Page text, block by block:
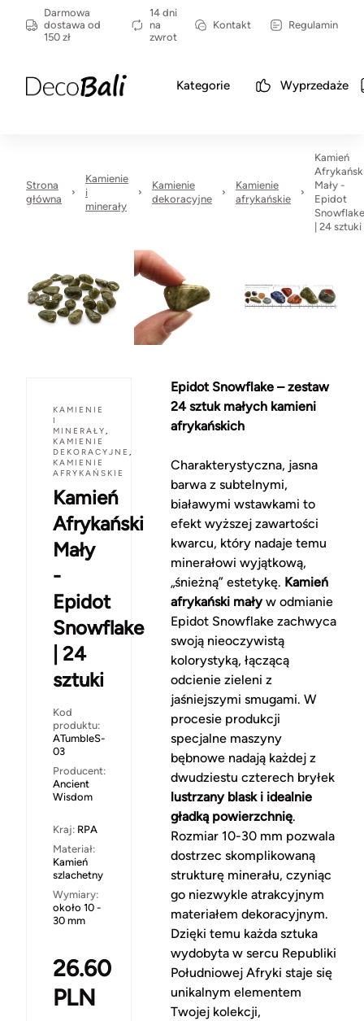
Darmowa
dostawa od
150 zł
14 dni
na
zwrot
Kontakt Regulamin
Kategorie Wyprzedaże
Strona
główna
Kamienie
i
minerały
Kamienie
dekoracyjne
Kamienie
afrykańskie
Kamień
Mały -
Epidot
Snowflake
| 24 sztuki
KAMIENIE
I
MINERAŁY,
KAMIENIE
DEKORACYJNE ,
KAMIENIE
AFRYKAŃSKIE
Kamień
Afrykański
Mały
-
Epidot
Snowflake
| 24
sztuki
Kod
produktu:
ATumbleS-
03
Producent:
Ancient
Wisdom
Kraj: RPA
Materiał:
Kamień
szlachetny
Wymiary:
około 10 -
30 mm
26.60
PLN
Epidot Snowflake – zestaw
24 sztuk małych kamieni
afrykańskich
Charakterystyczna, jasna
barwa z subtelnymi,
białawymi wstawkami to
efekt wyższej zawartości
kwarcu, który nadaje temu
minerałowi wyjątkową,
„śnieżną” estetykę. Kamień
afrykański maływ odmianie
Epidot Snowflake zachwyca
swoją nieoczywistą
kolorystyką, łączącą
odcienie zieleni z
jaśniejszymi smugami. W
procesie produkcji
specjalne maszyny
bębnowe nadają każdej z
dwudziestu czterech bryłek
lustrzany blask i idealnie
gładką powierzchnię.
Rozmiar 10-30 mm pozwala
dostrzec skomplikowaną
strukturę minerału, czyniąc
go niezwykle atrakcyjnym
materiałem dekoracyjnym.
Dzięki temu każda sztuka
wydobyta w sercu Republiki
Południowej Afryki staje się
unikalnym elementem
Twojej kolekcji,